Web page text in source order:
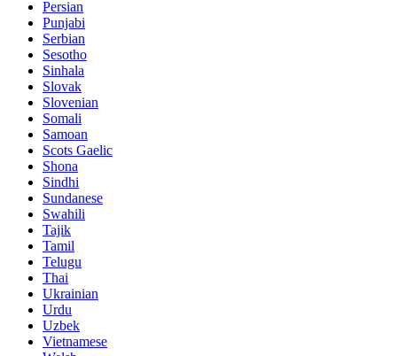
Persian
Punjabi
Serbian
Sesotho
Sinhala
Slovak
Slovenian
Somali
Samoan
Scots Gaelic
Shona
Sindhi
Sundanese
Swahili
Tajik
Tamil
Telugu
Thai
Ukrainian
Urdu
Uzbek
Vietnamese